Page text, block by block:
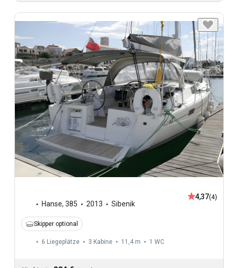
Hanse, 385 2013 Sibenik
4,37(4)
Skipper optional
6 Liegeplätze 3 Kabine 11,4 m 1 WC